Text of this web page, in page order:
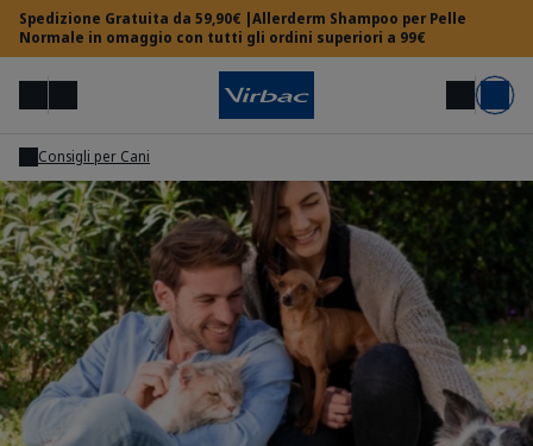
Spedizione Gratuita da 59,90€ |Allerderm Shampoo per Pelle
Normale in omaggio con tutti gli ordini superiori a 99€
MenuCerca Il mio account Carrello
Area Veterinari
Hai bisogno di aiuto?
Consigli per Cani